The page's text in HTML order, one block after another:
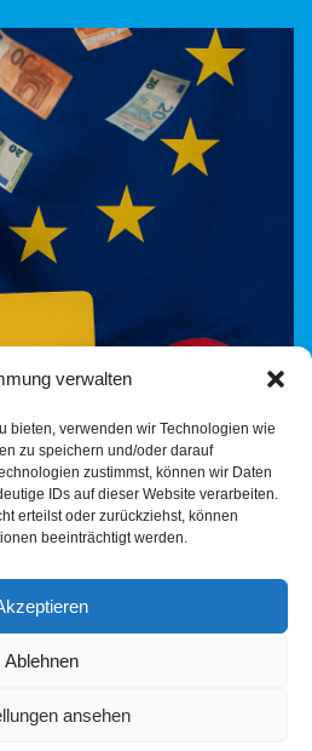
verwalten
bieten, verwenden wir Technologien wie
zu speichern und/oder darauf
zustimmst, können wir Daten
IDs auf dieser Website verarbeiten.
erteilst oder zurückziehst, können
beeinträchtigt werden.
Ablehnen
ansehen
Verantwortung Doch was verbirgt
Was wie Satire klingt, ist